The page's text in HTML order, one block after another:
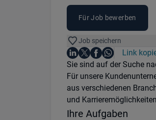
Für Job bewerben
Job speichern
Teile diesen Job
Auf LinkedIn teilen
Auf X teilen
Auf Facebook
Auf
Link
Einleitung
Sie sind auf der Suche
Für unsere
aus verschiedenen
und
Ihre Aufgaben